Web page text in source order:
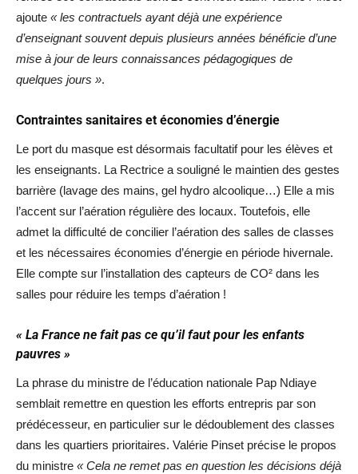
ajoute « les contractuels ayant déjà une expérience
d’enseignant souvent depuis plusieurs années bénéficie d’une
mise à jour de leurs connaissances pédagogiques de
quelques jours ».
Contraintes sanitaires et économies d’énergie
Le port du masque est désormais facultatif pour les élèves et
les enseignants. La Rectrice a souligné le maintien des gestes
barrière (lavage des mains, gel hydro alcoolique…) Elle a mis
l’accent sur l’aération régulière des locaux. Toutefois, elle
admet la difficulté de concilier l’aération des salles de classes
et les nécessaires économies d’énergie en période hivernale.
Elle compte sur l’installation des capteurs de CO² dans les
salles pour réduire les temps d’aération !
« La France ne fait pas ce qu’il faut pour les enfants
pauvres »
La phrase du ministre de l’éducation nationale Pap Ndiaye
semblait remettre en question les efforts entrepris par son
prédécesseur, en particulier sur le dédoublement des classes
dans les quartiers prioritaires. Valérie Pinset précise le propos
du ministre « Cela ne remet pas en question les décisions déjà